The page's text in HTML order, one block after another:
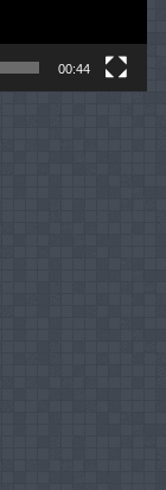
00:44